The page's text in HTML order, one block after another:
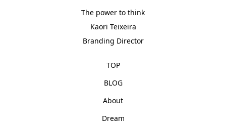
The power to think
Kaori Teixeira
Branding Director
TOP
BLOG
About
Dream